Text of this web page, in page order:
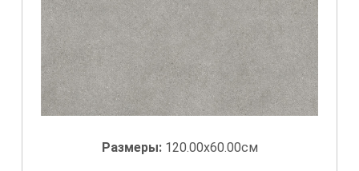
Размеры: 120.00x60.00см